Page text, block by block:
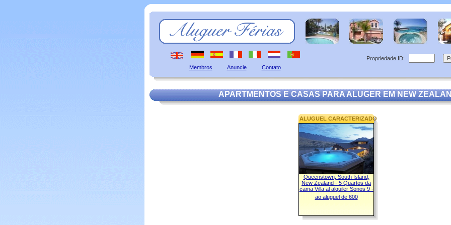
Membros Anuncie Contato
Propriedade ID:
APARTMENTOS E CASAS PARA ALUGER EM NEW
ALUGUEL CARACTERIZADO
Queenstown, South Island,
New Zealand - 5 Quartos da
cama Villa al alquiler Sonos 9 -
ao aluguel de 600